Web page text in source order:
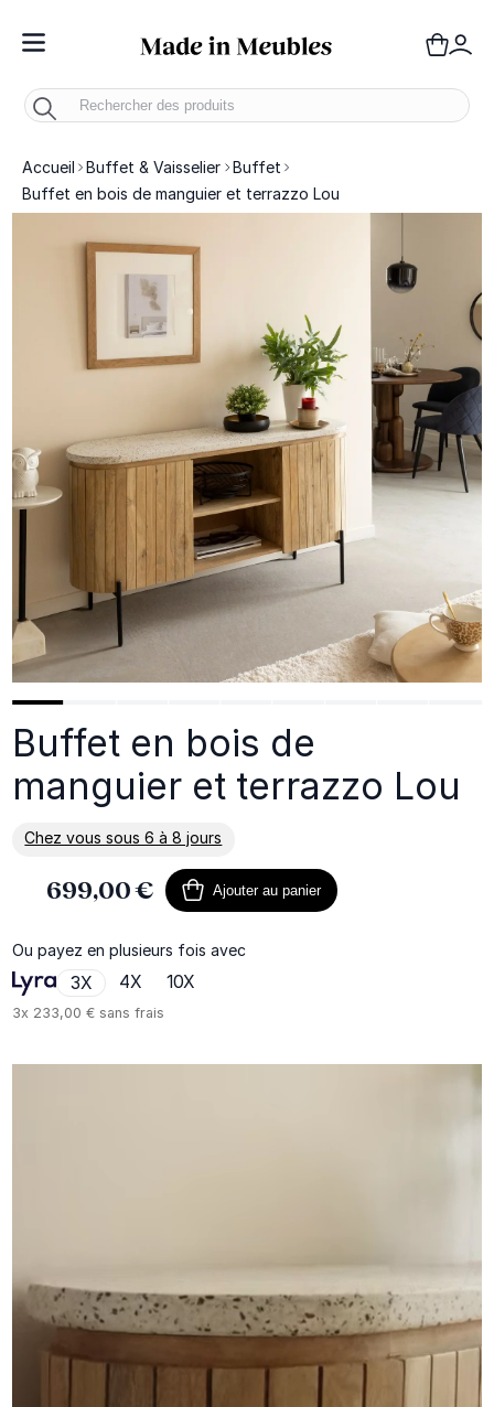
Toggle Nav
Accueil Buffet & Vaisselier
Buffet
Buffet en bois de manguier et terrazzo Lou
Buffet en bois de
manguier et terrazzo Lou
Chez vous sous 6 à 8 jours
En savoir plus sur la livraison
699,00 € Ajouter au panier
Ou payez en plusieurs fois avec
3X 4X 10X
3x 233,00 € sans frais